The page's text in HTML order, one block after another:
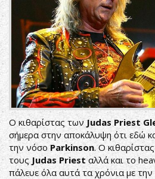
Ο κιθαρίστας τωνJudas Priest
σήμερα στην αποκάλυψη ότι εδώ
την νόσοParkinson. Ο
τους Judas Priestαλλά και το
πάλευε όλα αυτά τα χρόνια με την